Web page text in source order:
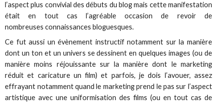
l’aspect plus convivial des débuts du blog mais cette manifestation
était en tout cas l’agréable occasion de revoir de
nombreuses connaissances bloguesques.
Ce fut aussi un évènement instructif notamment sur la manière
dont un ton et un univers se dessinent en quelques images (ou de
manière moins réjouissante sur la manière dont le marketing
réduit et caricature un film) et parfois, je dois l’avouer, assez
effrayant notamment quand le marketing prend le pas sur l’aspect
artistique avec une uniformisation des films (ou en tout cas de